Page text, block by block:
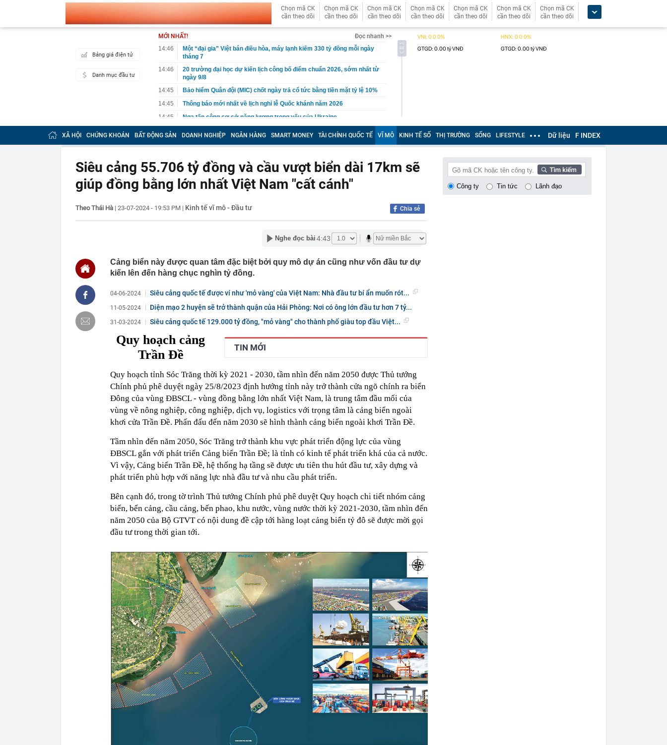
Chọn mã CK
cần theo dõi
Chọn mã CK
cần theo dõi
Chọn mã CK
cần theo dõi
Chọn mã CK
cần theo dõi
Chọn mã CK
cần theo dõi
Chọn mã CK
cần theo dõi
Chọn mã CK
cần theo dõi
Bảng giá điện tử
Danh mục đầu tư
MỚI NHẤT!
Đọc nhanh >>
14:46
Một “đại gia” Việt bán điều hòa, máy lạnh kiếm 330 tỷ đồng mỗi ngày
tháng 7
14:46
20 trường đại học dự kiến lịch công bố điểm chuẩn 2026, sớm nhất từ
ngày 9/8
14:45
Bảo hiểm Quân đội (MIC) chốt ngày trả cổ tức bằng tiền mặt tỷ lệ 10%
14:45
Thông báo mới nhất về lịch nghỉ lễ Quốc khánh năm 2026
14:45
Nga tấn công cơ sở năng lượng trọng yếu của Ukraine
14:45
Thời gian nghỉ và chế độ thai sản khi sinh con thứ hai
14:43
Toyota tiếp tục là 'vua doanh số' toàn cầu, BYD muốn vượt mặt nhưng
14:40
Vì sao hầu hết quán cà phê đều có 3 size đồ uống?
OpenAI làm chậm mô hình AI mới trước lo ngại an ninh mạng
14:22
Bắt tạm giam Nguyễn Thị Hằng SN 1987 liên quan đến số tiền 14 tỷ
14:20
Tử hình Nguyễn Cao Minh SN 2000
Chính phủ đề xuất giảm 30% thuế thu nhập cho hộ kinh doanh, doanh
14:09
Việt kiều 3 lần lọt top đẹp nhất thế giới: Về Việt Nam làm Á hậu là phụ,
kinh doanh thứ này là chính
độc quyền, đối tác không thể tự quyết định giá
mình
14:00
Công an có cảnh báo quan trọng đến người thường xuyên nhận tiền
chuyển khoản
13:40
Trung Quốc xây siêu đập thủy điện lớn nhất thế giới, gấp 3 lần Tam
Kinh
13:40
Ra ngân hàng chuyển 1,1 tỷ đồng vào tài khoản của chính mình, người
đàn ông bị công an chặn giao dịch
XÃ HỘI CHỨNG KHOÁN BẤT ĐỘNG SẢN DOANH NGHIỆP NGÂN HÀNG SMART MONEY TÀI CHÍNH QUỐC TẾ VĨ MÔ KINH TẾ SỐ THỊ TRƯỜNG SỐNG LIFESTYLE Dữ liệu F INDEX
Siêu cảng 55.706 tỷ đồng và cầu vượt biển dài 17km sẽ
giúp đồng bằng lớn nhất Việt Nam "cất cánh"
Theo Thái Hà | 23-07-2024 - 19:53 PM | Kinh tế vĩ mô - Đầu tư Chia sẻ
Nghe đọc bài 4:43
Cảng biển này được quan tâm đặc biệt bởi quy mô dự án cũng như vốn đầu tư dự
kiến lên đến hàng chục nghìn tỷ đồng.
04-06-2024 Siêu cảng quốc tế được ví như 'mỏ vàng' của Việt Nam: Nhà đầu tư bí ẩn muốn rót...
11-05-2024 Diện mạo 2 huyện sẽ trở thành quận của Hải Phòng: Nơi có ông lớn đầu tư hơn 7 tỷ...
31-03-2024 Siêu cảng quốc tế 129.000 tỷ đồng, "mỏ vàng" cho thành phố giàu top đầu Việt...
TIN MỚI
Quy hoạch cảng
Trần Đề
Quy hoạch tỉnh Sóc Trăng thời kỳ 2021 - 2030, tầm nhìn đến năm 2050 được Thủ tướng
Chính phủ phê duyệt ngày 25/8/2023 định hướng tỉnh này trở thành cửa ngõ chính ra biển
Đông của vùng ĐBSCL - vùng đồng bằng lớn nhất Việt Nam, là trung tâm đầu mối của
vùng về nông nghiệp, công nghiệp, dịch vụ, logistics với trọng tâm là cảng biển ngoài
khơi cửa Trần Đề. Phấn đấu đến năm 2030 sẽ hình thành cảng biển ngoài khơi Trần Đề.
Tầm nhìn đến năm 2050, Sóc Trăng trở thành khu vực phát triển động lực của vùng
ĐBSCL gắn với phát triển Cảng biển Trần Đề; là tỉnh có kinh tế phát triển khá của cả nước.
Vì vậy, Cảng biển Trần Đề, hệ thống hạ tầng sẽ được ưu tiên thu hút đầu tư, xây dựng và
phát triển phù hợp với năng lực nhà đầu tư và nhu cầu phát triển.
Bên cạnh đó, trong tờ trình Thủ tướng Chính phủ phê duyệt Quy hoạch chi tiết nhóm cảng
biển, bến cảng, cầu cảng, bến phao, khu nước, vùng nước thời kỳ 2021-2030, tầm nhìn đến
năm 2050 của Bộ GTVT có nội dung đề cập tới hàng loạt cảng biển tỷ đô sẽ được mời gọi
đầu tư trong thời gian tới.
Công ty Tin tức Lãnh đạo